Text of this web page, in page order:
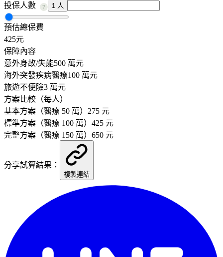
投保人數
? 1 人
預估總保費
425元
保障內容
意外身故/失能500 萬元
海外突發疾病醫療100 萬元
旅遊不便險3 萬元
方案比較（每人）
基本方案 （醫療 50 萬） 275 元
標準方案 （醫療 100 萬） 425 元
完整方案 （醫療 150 萬） 650 元
分享試算結果：
複製連結